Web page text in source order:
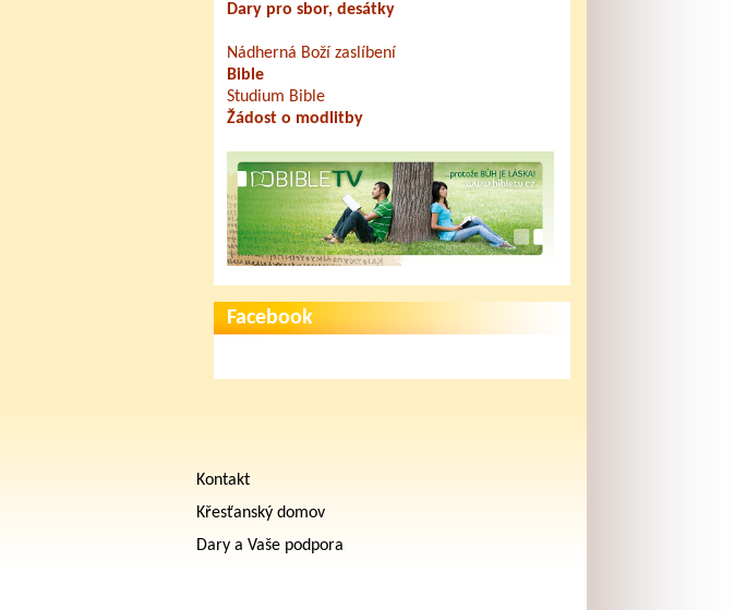
Dary pro sbor, desátky
Nádherná Boží zaslíbení
Bible
Studium Bible
Žádost o modlitby
Facebook
Kontakt
Křesťanský domov
Dary a Vaše podpora